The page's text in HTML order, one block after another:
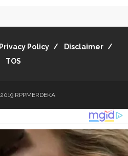
Privacy Policy
Disclaimer
TOS
RPPMERDEKA